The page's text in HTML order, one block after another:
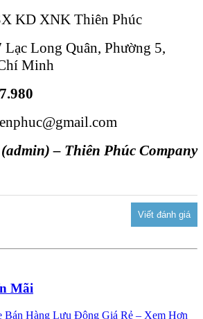
KD XNK Thiên Phúc
Long Quân, Phường 5,
Minh
– Thiên Phúc Company
Mãi